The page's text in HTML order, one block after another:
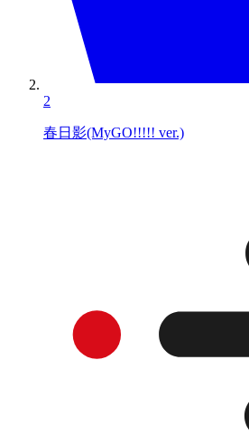
2
春日影(MyGO!!!!! ver.)